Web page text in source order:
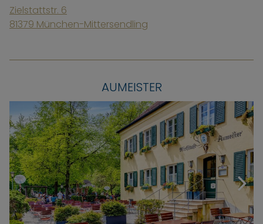
Zielstattstr. 6
81379 München-Mittersendling
AUMEISTER